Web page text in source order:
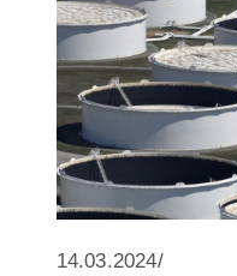
14.03.2024/